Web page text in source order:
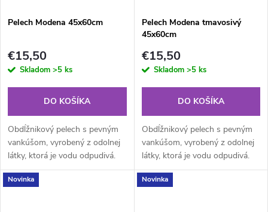
e
p
r
o
d
u
s
p
r
d
u
k
Pelech Modena 45x60cm
€15,50
Skladom >5 ks
DO KOŠÍKA
Obdĺžnikový pelech s pevným
vankúšom, vyrobený z odolnej
látky, ktorá je vodu odpudivá.
Vizuálne ho zdobí vzor s
labkami, ktorý prináša hravosť a
Pelech Modena tmavosivý
45x60cm
€15,50
Skladom >5 ks
DO KOŠÍKA
Obdĺžnikový pelech s pevným
vankúšom, vyrobený z odolnej
látky, ktorá je vodu odpudivá.
Vizuálne ho zdobí vzor s
labkami, ktorý prináša hravosť a
Novinka Novinka